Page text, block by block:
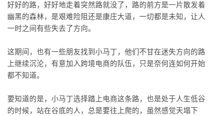
好好的路，好好地走着突然路就没了，路的前方是一片散发着
幽黑的森林，是艰难险阻还是康庄大道，一切都是未知，让人
一时之间有些失去了方向。
这期间，也有一些朋友找到小马丁，他们不甘在迷失方向的路
上继续沉沦，有意加入跨境电商的队伍，只是奈何连如何开始
都不知道。
要知道的是，小马丁选择踏上电商这条路，也是处于人生低谷
的时候，站在谷底的人，总是要往上爬的，虽然感觉天塌下